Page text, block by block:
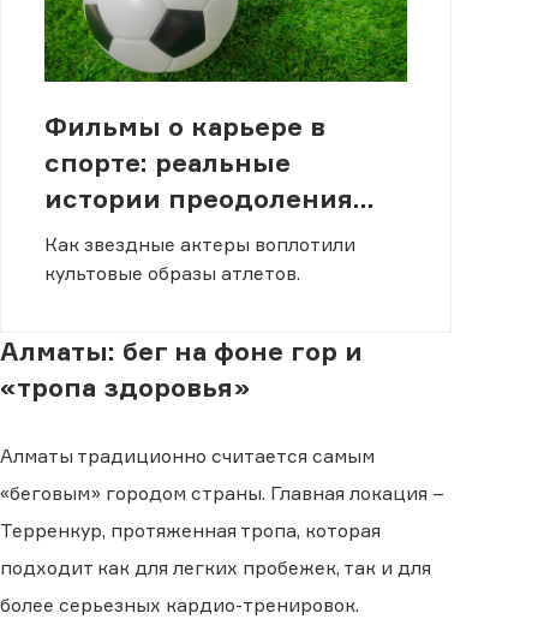
Фильмы о карьере в
спорте: реальные
истории преодоления
себя
Как звездные актеры воплотили
культовые образы атлетов.
Алматы: бег на фоне гор и
«тропа здоровья»
Алматы традиционно считается самым
«беговым» городом страны. Главная локация −
Терренкур, протяженная тропа, которая
подходит как для легких пробежек, так и для
более серьезных кардио-тренировок.